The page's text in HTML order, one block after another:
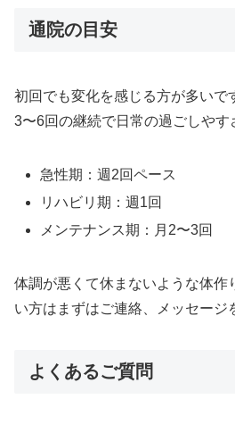
通院の目安
初回でも変化を感じる方が多いで
3〜6回の継続で日常の過ごしやす
急性期：週2回ペース
リハビリ期：週1回
メンテナンス期：月2〜3回
体調が悪くて休まないような体作
い方はまずはご連絡、メッセージ
よくあるご質問